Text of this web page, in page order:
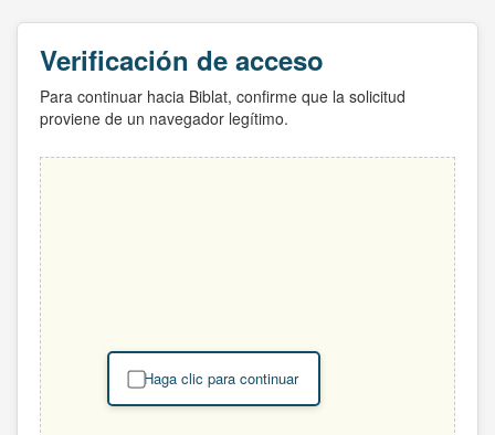
Verificación de acceso
Para continuar hacia Biblat, confirme que la solicitud
proviene de un navegador legítimo.
Haga clic para continuar